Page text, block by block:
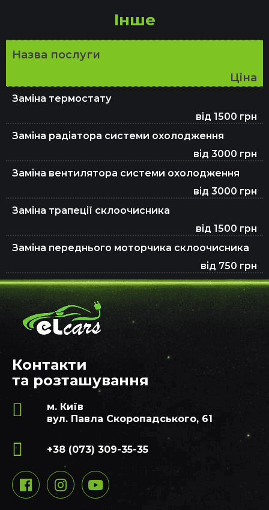
Інше
Назва послуги
Ціна
Заміна термостату
від 1500 грн
Заміна радіатора системи охолодження
від 3000 грн
Заміна вентилятора системи охолодження
від 3000 грн
Заміна трапеції склоочисника
від 1500 грн
Заміна переднього моторчика склоочисника
від 750 грн
Контакти
та розташування
м. Київ
вул. Павла Скоропадського, 61
+38 (073) 309-35-35